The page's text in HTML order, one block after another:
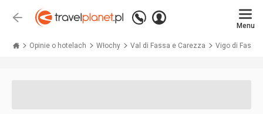
Wstecz
Zadzwoń
+48 71 771 76 55
Zaloguj
Menu
Opinie o hotelach Włochy Val di Fassa e Carezza Vigo di Fassa